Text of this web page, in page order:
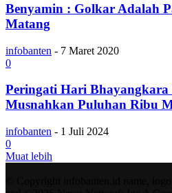
Benyamin : Golkar Adalah
Matang
infobanten - 7 Maret 2020
0
Peringati Hari Bhayangkara
Musnahkan Puluhan Ribu
infobanten - 1 Juli 2024
0
Muat lebih